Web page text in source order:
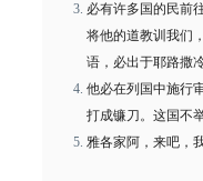
必有许多国的民前
将他的道教训我们
语，必出于耶路撒冷
他必在列国中施行
打成镰刀。这国不
雅各家阿，来吧，